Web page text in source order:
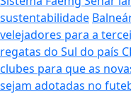
sustentabilidade
velejadores para a
regatas do Sul do país
clubes para que as
sejam adotadas no